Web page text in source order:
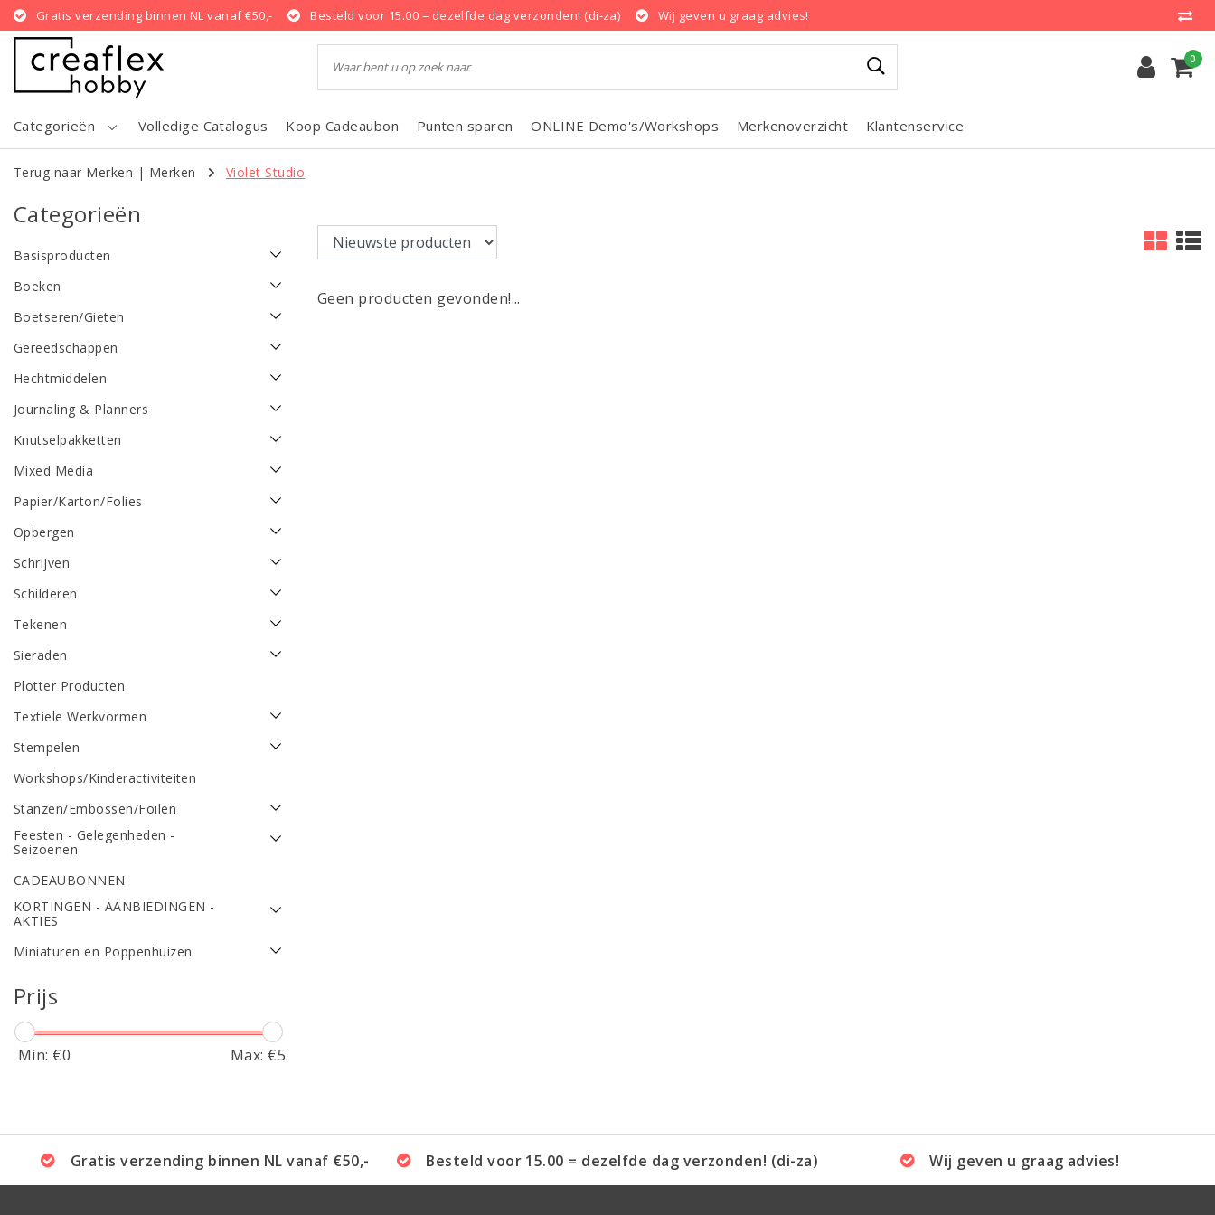
Gratis verzending binnen NL vanaf €50,- Besteld voor 15.00 = dezelfde dag verzonden! (di-za) Wij geven u graag advies!
0
Categorieën Volledige Catalogus Koop Cadeaubon Punten sparen ONLINE Demo's/Workshops Merkenoverzicht Klantenservice
Terug naar Merken | Merken Violet Studio
Categorieën
Basisproducten
Boeken
Boetseren/Gieten
Gereedschappen
Hechtmiddelen
Journaling & Planners
Knutselpakketten
Mixed Media
Papier/Karton/Folies
Opbergen
Schrijven
Schilderen
Tekenen
Sieraden
Plotter Producten
Textiele Werkvormen
Stempelen
Workshops/Kinderactiviteiten
Stanzen/Embossen/Foilen
Feesten - Gelegenheden -
Seizoenen
CADEAUBONNEN
KORTINGEN - AANBIEDINGEN -
AKTIES
Miniaturen en Poppenhuizen
Prijs
Min: €0 Max: €5
Geen producten gevonden!...
Gratis verzending binnen NL vanaf €50,- Besteld voor 15.00 = dezelfde dag verzonden! (di-za) Wij geven u graag advies!